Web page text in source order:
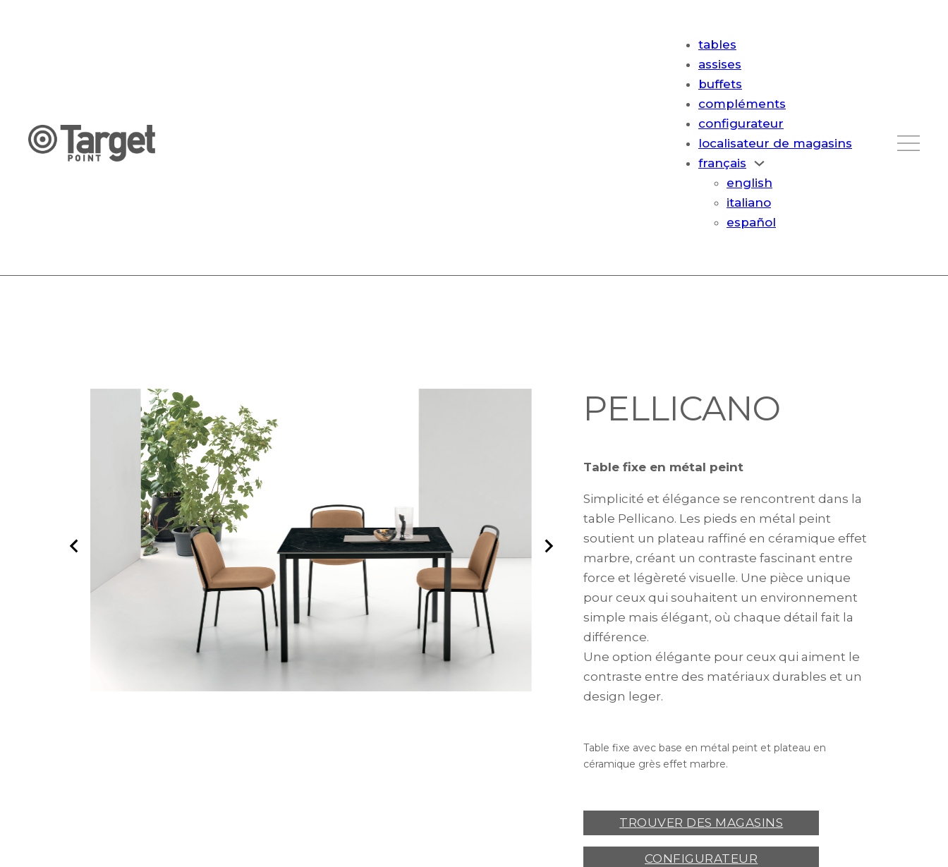
tables
assises
buffets
compléments
configurateur
localisateur de magasins
français
english
italiano
español
PELLICANO
Table fixe en métal peint
Simplicité et élégance se rencontrent dans la
table Pellicano. Les pieds en métal peint
soutient un plateau raffiné en céramique effet
marbre, créant un contraste fascinant entre
force et légèreté visuelle. Une pièce unique
pour ceux qui souhaitent un environnement
simple mais élégant, où chaque détail fait la
différence.
Une option élégante pour ceux qui aiment le
contraste entre des matériaux durables et un
design leger.
Table fixe avec base en métal peint et plateau en
céramique grès effet marbre.
TROUVER DES MAGASINS
CONFIGURATEUR